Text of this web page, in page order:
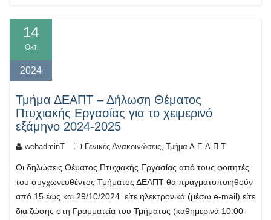
14
Οκτ
2024
Τμήμα ΔΕΑΠΤ – Δήλωση Θέματος
Πτυχιακής Εργασίας για το χειμερινό
εξάμηνο 2024-2025
webadminT Γενικές Ανακοινώσεις, Τμήμα Δ.Ε.Α.Π.Τ.
Οι δηλώσεις Θέματος Πτυχιακής Εργασίας από τους φοιτητές
του συγχωνευθέντος Τμήματος ΔΕΑΠΤ θα πραγματοποιηθούν
από 15 έως και 29/10/2024 είτε ηλεκτρονικά (μέσω e-mail) είτε
δια ζώσης στη Γραμματεία του Τμήματος (καθημερινά 10:00-